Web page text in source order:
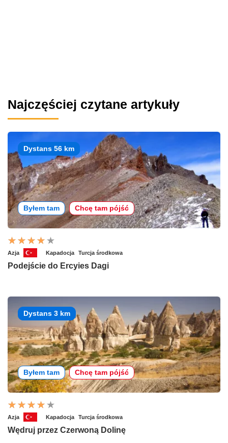
Najczęściej czytane artykuły
Dystans 56 km
Byłem tam Chcę tam pójść
Azja Kapadocja Turcja środkowa
Podejście do Ercyies Dagi
Dystans 3 km
Byłem tam Chcę tam pójść
Azja Kapadocja Turcja środkowa
Wędruj przez Czerwoną Dolinę